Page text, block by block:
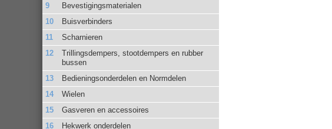
Bevestigingsmaterialen
Buisverbinders
Scharnieren
Trillingsdempers, stootdempers en rubber
bussen
Bedieningsonderdelen en Normdelen
Wielen
Gasveren en accessoires
Hekwerk onderdelen